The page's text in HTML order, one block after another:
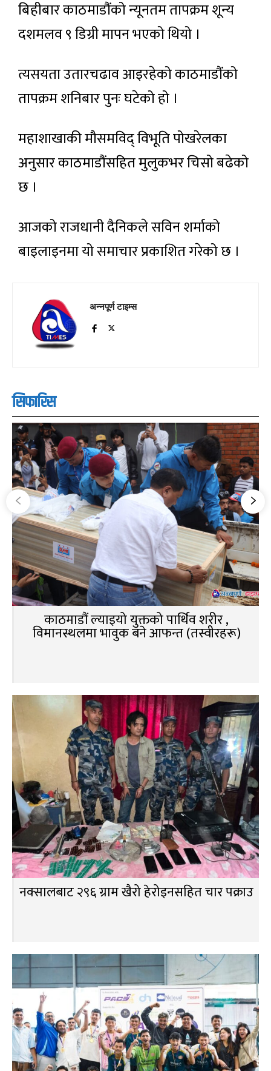
बिहीबार काठमाडौंको न्यूनतम तापक्रम शून्य
दशमलव ९ डिग्री मापन भएको थियो ।
त्यसयता उतारचढाव आइरहेको काठमाडौंको
तापक्रम शनिबार पुनः घटेको हो ।
महाशाखाकी मौसमविद् विभूति पोखरेलका
अनुसार काठमाडौंसहित मुलुकभर चिसो बढेको
छ ।
आजको राजधानी दैनिकले सविन शर्माको
बाइलाइनमा यो समाचार प्रकाशित गरेको छ ।
अन्नपूर्ण टाइम्स
सिफारिस
काठमाडौं ल्याइयो युक्तको पार्थिव शरीर ,
विमानस्थलमा भावुक बने आफन्त (तस्वीरहरू)
नक्सालबाट २९६ ग्राम खैरो हेरोइनसहित चार पक्राउ